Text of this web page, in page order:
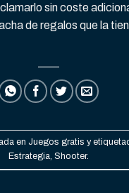
sin coste
de regalos que la
en Juegos gratis y
Estrategia, Shooter.